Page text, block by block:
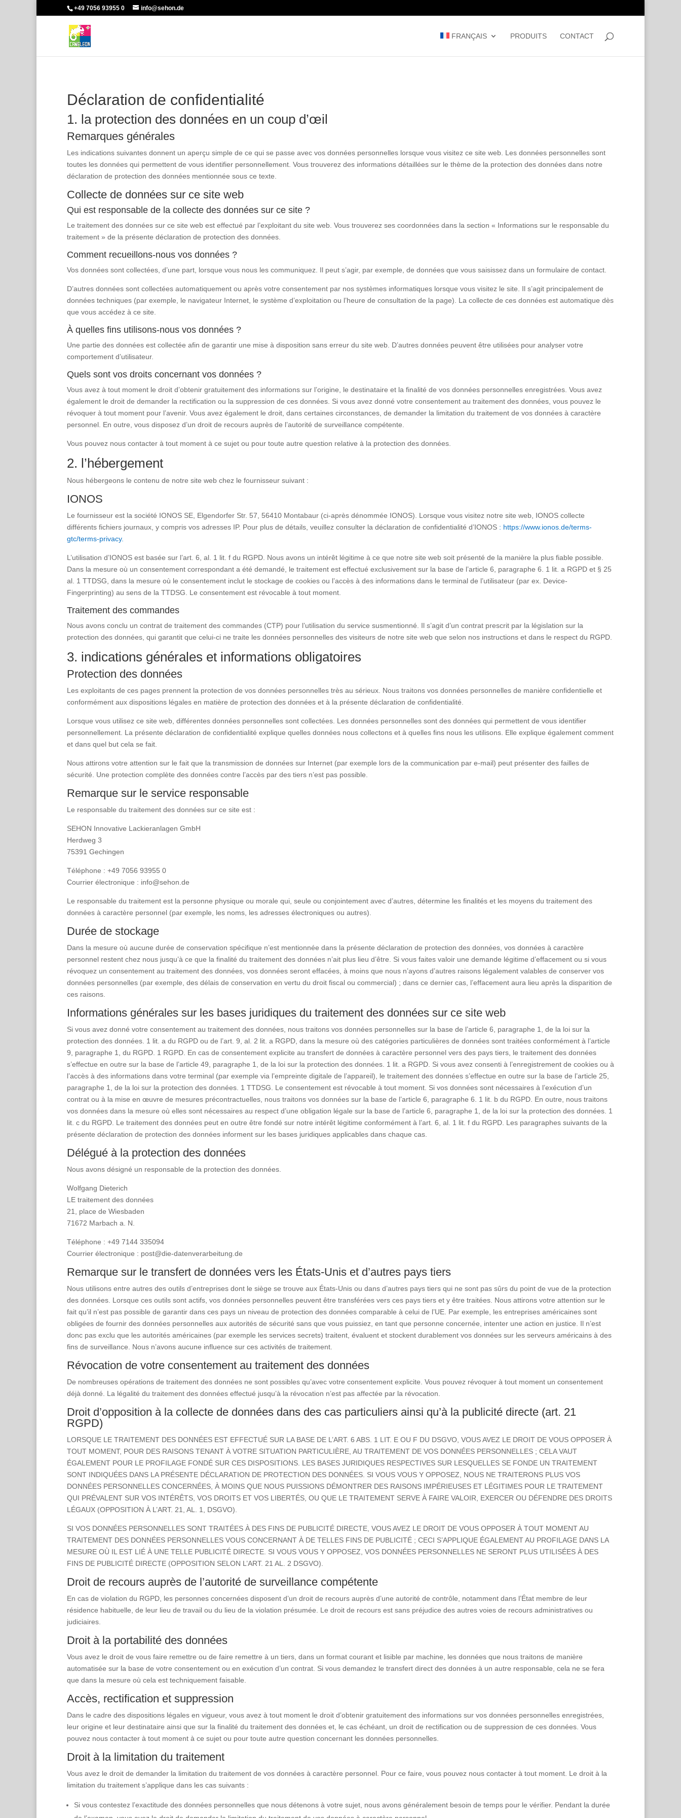
+49 7056 93955 0 info@sehon.de
FRANÇAIS PRODUITS CONTACT
Déclaration de confidentialité
1. la protection des données en un coup d’œil
Remarques générales
Les indications suivantes donnent un aperçu simple de ce qui se passe avec vos données personnelles lorsque vous visitez ce site web. Les données personnelles sont
toutes les données qui permettent de vous identifier personnellement. Vous trouverez des informations détaillées sur le thème de la protection des données dans notre
déclaration de protection des données mentionnée sous ce texte.
Collecte de données sur ce site web
Qui est responsable de la collecte des données sur ce site ?
Le traitement des données sur ce site web est effectué par l’exploitant du site web. Vous trouverez ses coordonnées dans la section « Informations sur le responsable du
traitement » de la présente déclaration de protection des données.
Comment recueillons-nous vos données ?
Vos données sont collectées, d’une part, lorsque vous nous les communiquez. Il peut s’agir, par exemple, de données que vous saisissez dans un formulaire de contact.
D’autres données sont collectées automatiquement ou après votre consentement par nos systèmes informatiques lorsque vous visitez le site. Il s’agit principalement de
données techniques (par exemple, le navigateur Internet, le système d’exploitation ou l’heure de consultation de la page). La collecte de ces données est automatique dès
que vous accédez à ce site.
À quelles fins utilisons-nous vos données ?
Une partie des données est collectée afin de garantir une mise à disposition sans erreur du site web. D’autres données peuvent être utilisées pour analyser votre
comportement d’utilisateur.
Quels sont vos droits concernant vos données ?
Vous avez à tout moment le droit d’obtenir gratuitement des informations sur l’origine, le destinataire et la finalité de vos données personnelles enregistrées. Vous avez
également le droit de demander la rectification ou la suppression de ces données. Si vous avez donné votre consentement au traitement des données, vous pouvez le
révoquer à tout moment pour l’avenir. Vous avez également le droit, dans certaines circonstances, de demander la limitation du traitement de vos données à caractère
personnel. En outre, vous disposez d’un droit de recours auprès de l’autorité de surveillance compétente.
Vous pouvez nous contacter à tout moment à ce sujet ou pour toute autre question relative à la protection des données.
2. l’hébergement
Nous hébergeons le contenu de notre site web chez le fournisseur suivant :
IONOS
Le fournisseur est la société IONOS SE, Elgendorfer Str. 57, 56410 Montabaur (ci-après dénommée IONOS). Lorsque vous visitez notre site web, IONOS collecte
différents fichiers journaux, y compris vos adresses IP. Pour plus de détails, veuillez consulter la déclaration de confidentialité d’IONOS : https://www.ionos.de/terms-
gtc/terms-privacy.
L’utilisation d’IONOS est basée sur l’art. 6, al. 1 lit. f du RGPD. Nous avons un intérêt légitime à ce que notre site web soit présenté de la manière la plus fiable possible.
Dans la mesure où un consentement correspondant a été demandé, le traitement est effectué exclusivement sur la base de l’article 6, paragraphe 6. 1 lit. a RGPD et § 25
al. 1 TTDSG, dans la mesure où le consentement inclut le stockage de cookies ou l’accès à des informations dans le terminal de l’utilisateur (par ex. Device-
Fingerprinting) au sens de la TTDSG. Le consentement est révocable à tout moment.
Traitement des commandes
Nous avons conclu un contrat de traitement des commandes (CTP) pour l’utilisation du service susmentionné. Il s’agit d’un contrat prescrit par la législation sur la
protection des données, qui garantit que celui-ci ne traite les données personnelles des visiteurs de notre site web que selon nos instructions et dans le respect du RGPD.
3. indications générales et informations obligatoires
Protection des données
Les exploitants de ces pages prennent la protection de vos données personnelles très au sérieux. Nous traitons vos données personnelles de manière confidentielle et
conformément aux dispositions légales en matière de protection des données et à la présente déclaration de confidentialité.
Lorsque vous utilisez ce site web, différentes données personnelles sont collectées. Les données personnelles sont des données qui permettent de vous identifier
personnellement. La présente déclaration de confidentialité explique quelles données nous collectons et à quelles fins nous les utilisons. Elle explique également comment
et dans quel but cela se fait.
Nous attirons votre attention sur le fait que la transmission de données sur Internet (par exemple lors de la communication par e-mail) peut présenter des failles de
sécurité. Une protection complète des données contre l’accès par des tiers n’est pas possible.
Remarque sur le service responsable
Le responsable du traitement des données sur ce site est :
SEHON Innovative Lackieranlagen GmbH
Herdweg 3
75391 Gechingen
Téléphone : +49 7056 93955 0
Courrier électronique : info@sehon.de
Le responsable du traitement est la personne physique ou morale qui, seule ou conjointement avec d’autres, détermine les finalités et les moyens du traitement des
données à caractère personnel (par exemple, les noms, les adresses électroniques ou autres).
Durée de stockage
Dans la mesure où aucune durée de conservation spécifique n’est mentionnée dans la présente déclaration de protection des données, vos données à caractère
personnel restent chez nous jusqu’à ce que la finalité du traitement des données n’ait plus lieu d’être. Si vous faites valoir une demande légitime d’effacement ou si vous
révoquez un consentement au traitement des données, vos données seront effacées, à moins que nous n’ayons d’autres raisons légalement valables de conserver vos
données personnelles (par exemple, des délais de conservation en vertu du droit fiscal ou commercial) ; dans ce dernier cas, l’effacement aura lieu après la disparition de
ces raisons.
Informations générales sur les bases juridiques du traitement des données sur ce site web
Si vous avez donné votre consentement au traitement des données, nous traitons vos données personnelles sur la base de l’article 6, paragraphe 1, de la loi sur la
protection des données. 1 lit. a du RGPD ou de l’art. 9, al. 2 lit. a RGPD, dans la mesure où des catégories particulières de données sont traitées conformément à l’article
9, paragraphe 1, du RGPD. 1 RGPD. En cas de consentement explicite au transfert de données à caractère personnel vers des pays tiers, le traitement des données
s’effectue en outre sur la base de l’article 49, paragraphe 1, de la loi sur la protection des données. 1 lit. a RGPD. Si vous avez consenti à l’enregistrement de cookies ou à
l’accès à des informations dans votre terminal (par exemple via l’empreinte digitale de l’appareil), le traitement des données s’effectue en outre sur la base de l’article 25,
paragraphe 1, de la loi sur la protection des données. 1 TTDSG. Le consentement est révocable à tout moment. Si vos données sont nécessaires à l’exécution d’un
contrat ou à la mise en œuvre de mesures précontractuelles, nous traitons vos données sur la base de l’article 6, paragraphe 6. 1 lit. b du RGPD. En outre, nous traitons
vos données dans la mesure où elles sont nécessaires au respect d’une obligation légale sur la base de l’article 6, paragraphe 1, de la loi sur la protection des données. 1
lit. c du RGPD. Le traitement des données peut en outre être fondé sur notre intérêt légitime conformément à l’art. 6, al. 1 lit. f du RGPD. Les paragraphes suivants de la
présente déclaration de protection des données informent sur les bases juridiques applicables dans chaque cas.
Délégué à la protection des données
Nous avons désigné un responsable de la protection des données.
Wolfgang Dieterich
LE traitement des données
21, place de Wiesbaden
71672 Marbach a. N.
Téléphone : +49 7144 335094
Courrier électronique : post@die-datenverarbeitung.de
Remarque sur le transfert de données vers les États-Unis et d’autres pays tiers
Nous utilisons entre autres des outils d’entreprises dont le siège se trouve aux États-Unis ou dans d’autres pays tiers qui ne sont pas sûrs du point de vue de la protection
des données. Lorsque ces outils sont actifs, vos données personnelles peuvent être transférées vers ces pays tiers et y être traitées. Nous attirons votre attention sur le
fait qu’il n’est pas possible de garantir dans ces pays un niveau de protection des données comparable à celui de l’UE. Par exemple, les entreprises américaines sont
obligées de fournir des données personnelles aux autorités de sécurité sans que vous puissiez, en tant que personne concernée, intenter une action en justice. Il n’est
donc pas exclu que les autorités américaines (par exemple les services secrets) traitent, évaluent et stockent durablement vos données sur les serveurs américains à des
fins de surveillance. Nous n’avons aucune influence sur ces activités de traitement.
Révocation de votre consentement au traitement des données
De nombreuses opérations de traitement des données ne sont possibles qu’avec votre consentement explicite. Vous pouvez révoquer à tout moment un consentement
déjà donné. La légalité du traitement des données effectué jusqu’à la révocation n’est pas affectée par la révocation.
Droit d’opposition à la collecte de données dans des cas particuliers ainsi qu’à la publicité directe (art. 21
RGPD)
LORSQUE LE TRAITEMENT DES DONNÉES EST EFFECTUÉ SUR LA BASE DE L’ART. 6 ABS. 1 LIT. E OU F DU DSGVO, VOUS AVEZ LE DROIT DE VOUS OPPOSER À
TOUT MOMENT, POUR DES RAISONS TENANT À VOTRE SITUATION PARTICULIÈRE, AU TRAITEMENT DE VOS DONNÉES PERSONNELLES ; CELA VAUT
ÉGALEMENT POUR LE PROFILAGE FONDÉ SUR CES DISPOSITIONS. LES BASES JURIDIQUES RESPECTIVES SUR LESQUELLES SE FONDE UN TRAITEMENT
SONT INDIQUÉES DANS LA PRÉSENTE DÉCLARATION DE PROTECTION DES DONNÉES. SI VOUS VOUS Y OPPOSEZ, NOUS NE TRAITERONS PLUS VOS
DONNÉES PERSONNELLES CONCERNÉES, À MOINS QUE NOUS PUISSIONS DÉMONTRER DES RAISONS IMPÉRIEUSES ET LÉGITIMES POUR LE TRAITEMENT
QUI PRÉVALENT SUR VOS INTÉRÊTS, VOS DROITS ET VOS LIBERTÉS, OU QUE LE TRAITEMENT SERVE À FAIRE VALOIR, EXERCER OU DÉFENDRE DES DROITS
LÉGAUX (OPPOSITION À L’ART. 21, AL. 1, DSGVO).
SI VOS DONNÉES PERSONNELLES SONT TRAITÉES À DES FINS DE PUBLICITÉ DIRECTE, VOUS AVEZ LE DROIT DE VOUS OPPOSER À TOUT MOMENT AU
TRAITEMENT DES DONNÉES PERSONNELLES VOUS CONCERNANT À DE TELLES FINS DE PUBLICITÉ ; CECI S’APPLIQUE ÉGALEMENT AU PROFILAGE DANS LA
MESURE OÙ IL EST LIÉ À UNE TELLE PUBLICITÉ DIRECTE. SI VOUS VOUS Y OPPOSEZ, VOS DONNÉES PERSONNELLES NE SERONT PLUS UTILISÉES À DES
FINS DE PUBLICITÉ DIRECTE (OPPOSITION SELON L’ART. 21 AL. 2 DSGVO).
Droit de recours auprès de l’autorité de surveillance compétente
En cas de violation du RGPD, les personnes concernées disposent d’un droit de recours auprès d’une autorité de contrôle, notamment dans l’État membre de leur
résidence habituelle, de leur lieu de travail ou du lieu de la violation présumée. Le droit de recours est sans préjudice des autres voies de recours administratives ou
judiciaires.
Droit à la portabilité des données
Vous avez le droit de vous faire remettre ou de faire remettre à un tiers, dans un format courant et lisible par machine, les données que nous traitons de manière
automatisée sur la base de votre consentement ou en exécution d’un contrat. Si vous demandez le transfert direct des données à un autre responsable, cela ne se fera
que dans la mesure où cela est techniquement faisable.
Accès, rectification et suppression
Dans le cadre des dispositions légales en vigueur, vous avez à tout moment le droit d’obtenir gratuitement des informations sur vos données personnelles enregistrées,
leur origine et leur destinataire ainsi que sur la finalité du traitement des données et, le cas échéant, un droit de rectification ou de suppression de ces données. Vous
pouvez nous contacter à tout moment à ce sujet ou pour toute autre question concernant les données personnelles.
Droit à la limitation du traitement
Vous avez le droit de demander la limitation du traitement de vos données à caractère personnel. Pour ce faire, vous pouvez nous contacter à tout moment. Le droit à la
limitation du traitement s’applique dans les cas suivants :
Si vous contestez l’exactitude des données personnelles que nous détenons à votre sujet, nous avons généralement besoin de temps pour le vérifier. Pendant la durée